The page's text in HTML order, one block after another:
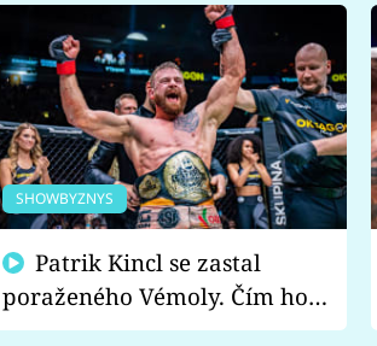
SHOWBYZNYS
poraženého Vémoly. Čím ho
fanoušci naštvali?